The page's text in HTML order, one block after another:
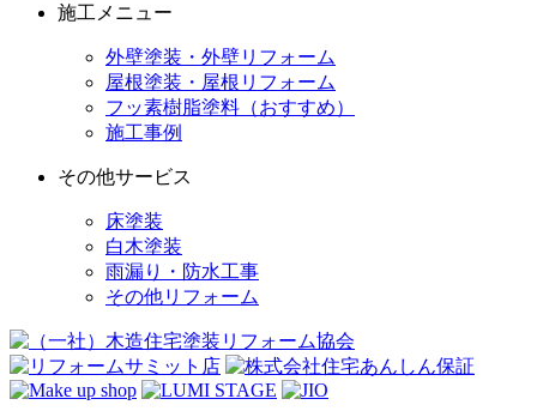
施工メニュー
外壁塗装・外壁リフォーム
屋根塗装・屋根リフォーム
フッ素樹脂塗料（おすすめ）
施工事例
その他サービス
床塗装
白木塗装
雨漏り・防水工事
その他リフォーム